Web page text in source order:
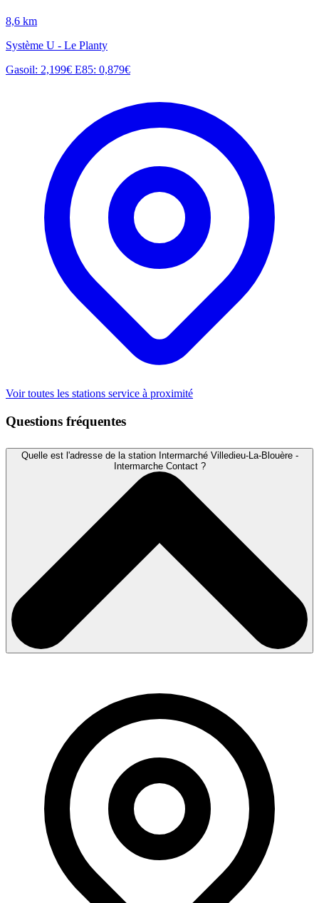
8,6 km
Système U - Le Planty
Gasoil: 2,199€ E85: 0,879€
Voir toutes les stations service à proximité
Questions fréquentes
Quelle est l'adresse de la station Intermarché Villedieu-La-Blouère -
Intermarche Contact ?